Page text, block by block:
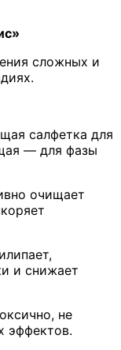
сложных и
салфетка для
— для фазы
очищает
и снижает
не
эффектов.